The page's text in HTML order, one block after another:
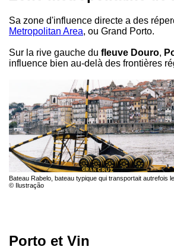
Sa zone d'influence directe a des
Metropolitan Area, ou Grand Porto.
Sur la rive gauche du fleuve Douro,
influence bien au-delà des frontières
Bateau Rabelo, bateau typique qui transportait autrefois
© Ilustração
Porto et Vin